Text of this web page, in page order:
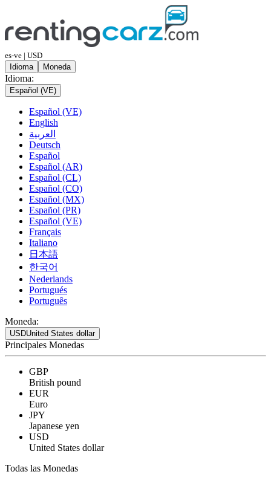
es-ve | USD
Idioma
Moneda
Idioma:
Español (VE)
Español (VE)
English
العربية
Deutsch
Español
Español (AR)
Español (CL)
Español (CO)
Español (MX)
Español (PR)
Español (VE)
Français
Italiano
日本語
한국어
Nederlands
Portugués
Português
Moneda:
USDUnited States dollar
Principales Monedas
GBP
British pound
EUR
Euro
JPY
Japanese yen
USD
United States dollar
Todas las Monedas